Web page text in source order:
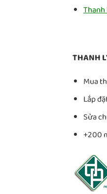
THANH
Mua
Lắp
Sửa
+200